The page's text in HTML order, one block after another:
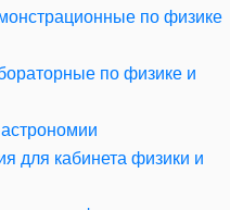
по физике
по физике и
для кабинета физики и